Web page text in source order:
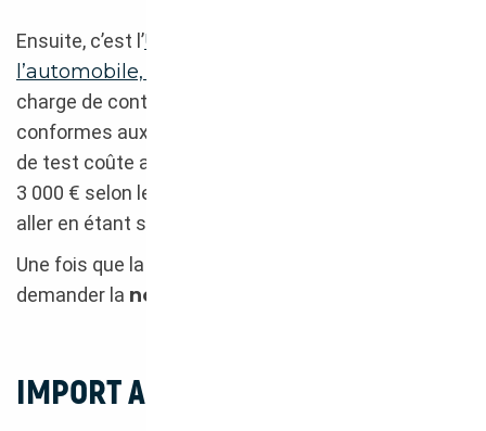
Ensuite, c’est l’UTAC (Union technique de
l’automobile, du motocycle et du cycle)
charge de contrôler que les modifications sont bien
conformes aux attentes. Le
de test coûte approximativement entre 2 000 et
3 000 € selon le modèle. Il est donc important d’y
aller en étant sûr de son fait.
Une fois que la RTI est validée, il ne reste plus qu’à
demander la nouvelle carte grise
IMPORT AUTOMOBILE DEPUIS LE